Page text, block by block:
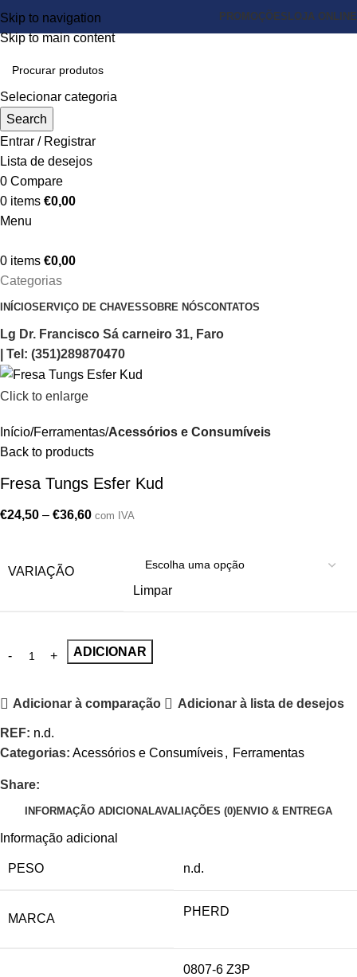
Skip to navigation
Skip to main content
PROMOÇÕES LOJA ONLINE
Selecionar categoria
Search
Entrar / Registrar
Lista de desejos
0 Compare
0 items €0,00
Menu
0 items €0,00
Categorias
INÍCIOSERVIÇO DE CHAVESSOBRE NÓSCONTATOS
Lg Dr. Francisco Sá carneiro 31, Faro
| Tel: (351)289870470
Click to enlarge
Início Ferramentas Acessórios e Consumíveis
Back to products
Fresa Tungs Esfer Kud
€24,50 – €36,60 com IVA
VARIAÇÃO
Limpar
ADICIONAR
Adicionar à comparação Adicionar à lista de desejos
REF: n.d.
Categorias: Acessórios e Consumíveis, Ferramentas
Share:
INFORMAÇÃO ADICIONALAVALIAÇÕES (0)ENVIO & ENTREGA
Informação adicional
PESO n.d.
MARCA
PHERD
0807-6 Z3P